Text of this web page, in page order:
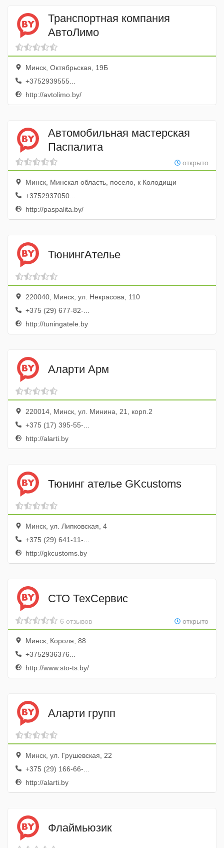
Транспортная компания
АвтоЛимо
Минск, Октябрьская, 19Б
+3752939555...
http://avtolimo.by/
Автомобильная мастерская
Паспалита
открыто
Минск, Минская область, посело, к Колодищи
+3752937050...
http://paspalita.by/
ТюнингАтелье
220040, Минск, ул. Некрасова, 110
+375 (29) 677-82-...
http://tuningatele.by
Аларти Арм
220014, Минск, ул. Минина, 21, корп.2
+375 (17) 395-55-...
http://alarti.by
Тюнинг ателье GKcustoms
Минск, ул. Липковская, 4
+375 (29) 641-11-...
http://gkcustoms.by
СТО ТехСервис
открыто
6 отзывов
Минск, Короля, 88
+3752936376...
http://www.sto-ts.by/
Аларти групп
Минск, ул. Грушевская, 22
+375 (29) 166-66-...
http://alarti.by
Флаймьюзик